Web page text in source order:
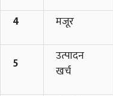
4
मजूर
5
उत्पादन
खर्च